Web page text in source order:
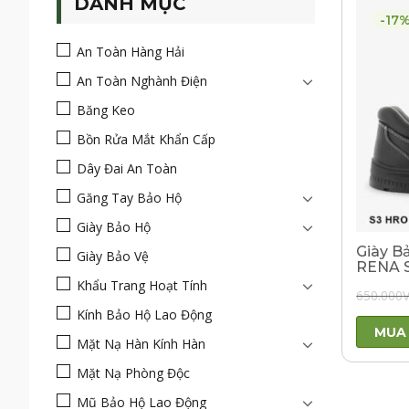
An Toàn Hàng Hải
An Toàn Nghành Điện
Băng Keo
Bồn Rửa Mắt Khẩn Cấp
Dây Đai An Toàn
Găng Tay Bảo Hộ
Giày Bảo Hộ
Giày Bảo Vệ
Khẩu Trang Hoạt Tính
Kính Bảo Hộ Lao Động
Mặt Nạ Hàn Kính Hàn
Mặt Nạ Phòng Độc
Mũ Bảo Hộ Lao Động
-17%
Giày
RENA
650.000
MUA